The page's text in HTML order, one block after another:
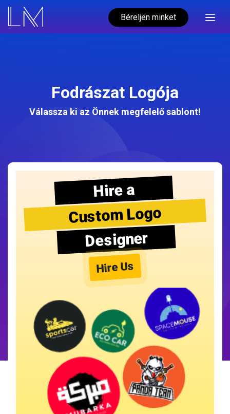
Béreljen minket
Fodrászat Logója
Válassza ki az Önnek megfelelő sablont!
Hire a
Custom Logo
Designer
Hire Us